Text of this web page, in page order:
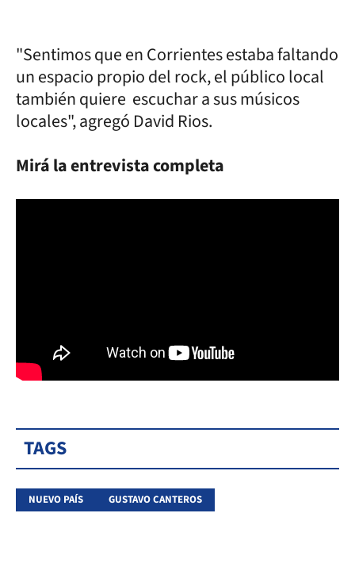
"Sentimos que en Corrientes estaba faltando
un espacio propio del rock, el público local
también quiere escuchar a sus músicos
locales", agregó David Rios.
Mirá la entrevista completa
TAGS
NUEVO PAÍS GUSTAVO CANTEROS